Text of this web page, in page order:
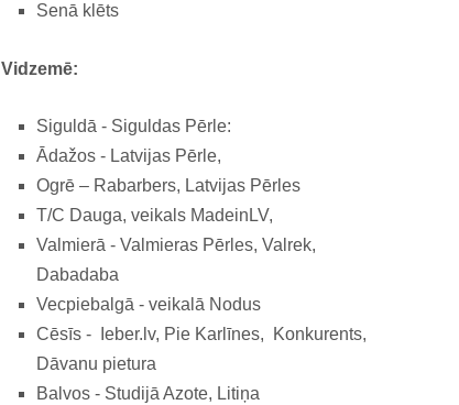
Senā klēts
Vidzemē:
Siguldā - Siguldas Pērle:
Ādažos - Latvijas Pērle,
Ogrē – Rabarbers, Latvijas Pērles
T/C Dauga, veikals MadeinLV,
Valmierā - Valmieras Pērles, Valrek,
Dabadaba
Vecpiebalgā - veikalā Nodus
Cēsīs - Ieber.lv, Pie Karlīnes, Konkurents,
Dāvanu pietura
Balvos - Studijā Azote, Litiņa